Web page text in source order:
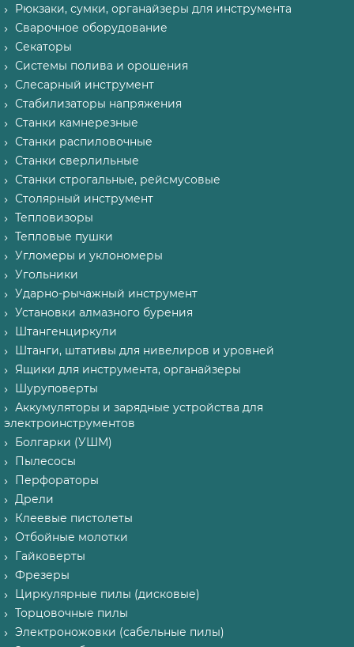
Рюкзаки, сумки, органайзеры для инструмента
Сварочное оборудование
Секаторы
Системы полива и орошения
Слесарный инструмент
Стабилизаторы напряжения
Станки камнерезные
Станки распиловочные
Станки сверлильные
Станки строгальные, рейсмусовые
Столярный инструмент
Тепловизоры
Тепловые пушки
Угломеры и уклономеры
Угольники
Ударно-рычажный инструмент
Установки алмазного бурения
Штангенциркули
Штанги, штативы для нивелиров и уровней
Ящики для инструмента, органайзеры
Шуруповерты
Аккумуляторы и зарядные устройства для
электроинструментов
Болгарки (УШМ)
Пылесосы
Перфораторы
Дрели
Клеевые пистолеты
Отбойные молотки
Гайковерты
Фрезеры
Циркулярные пилы (дисковые)
Торцовочные пилы
Электроножовки (сабельные пилы)